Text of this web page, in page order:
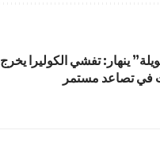
ينهار: تفشي الكوليرا يخرج
في تصاعد مستمر